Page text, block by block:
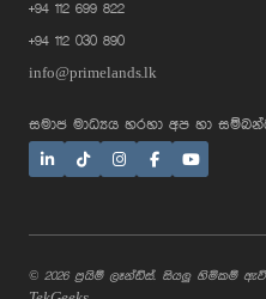
+94 112 699 822
+94 112 030 890
info@primelands.lk
සමාජ මාධ්‍යය හරහා අප හා
© 2026 ප්‍රයිම් ලෑන්ඩ්ස්. සියලු හිමිකම්
with me,
message